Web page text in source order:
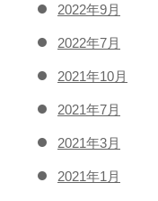
2022年9月
2022年7月
2021年10月
2021年7月
2021年3月
2021年1月